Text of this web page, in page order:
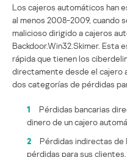
Los cajeros automáticos han
al menos 2008-2009, cuando
malicioso dirigido a cajeros
Backdoor.Win32.Skimer. Esta
rápida que tienen los
directamente desde el cajero
dos categorías de pérdidas
1
Pérdidas bancarias
dinero de un cajero
2
Pérdidas indirectas de
pérdidas para sus